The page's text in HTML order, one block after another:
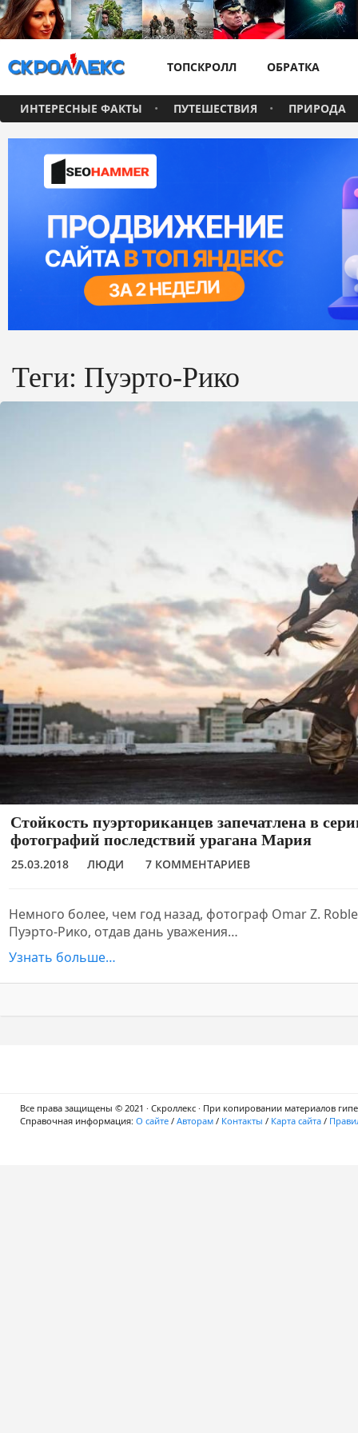
ТОПСКРОЛЛ ОБРАТКА
ИНТЕРЕСНЫЕ ФАКТЫ ПУТЕШЕСТВИЯ ПРИРОДА
Теги: Пуэрто-Рико
Стойкость пуэрториканцев запечатлена в
фотографий последствий урагана Мария
25.03.2018 ЛЮДИ 7 КОММЕНТАРИЕВ
Немного более, чем год назад, фотограф Omar Z.
Пуэрто-Рико, отдав дань уважения…
Узнать больше…
Все права защищены © 2021 · Скроллекс · При копировании материалов
Справочная информация: О сайте / Авторам / Контакты / Карта сайта /